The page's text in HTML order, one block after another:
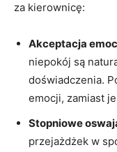
za ‍kierownicę:
Akceptacja
niepokój są
doświadczenia.
emocji, zamiast ⁤je
Stopniowe
przejażdżek w